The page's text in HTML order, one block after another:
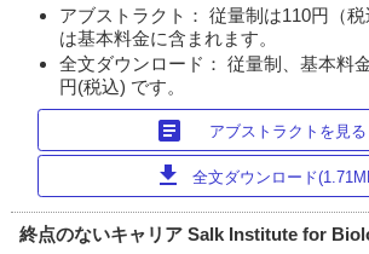
アブストラクト： 従量制は110円（
は基本料金に含まれます。
全文ダウンロード： 従量制、基本料
円(税込) です。
article アブストラクトを見る
download 全文ダウンロード
終点のないキャリア Salk Institute for